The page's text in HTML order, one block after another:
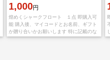
1,000円
煌めくシャークフロート １点 即購入可
能 購入後、マイコードとお名前、ギフト
か贈り合いかお願いします 特に記載のな
い場合は贈り合い機能を使いますので、